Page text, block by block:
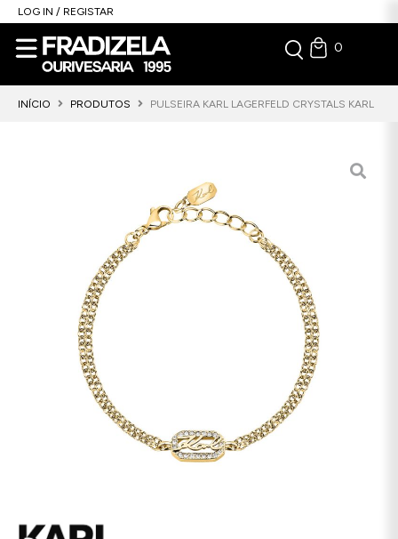
LOG IN / REGISTAR
0
INÍCIO PRODUTOS PULSEIRA KARL LAGERFELD CRYSTALS KARL